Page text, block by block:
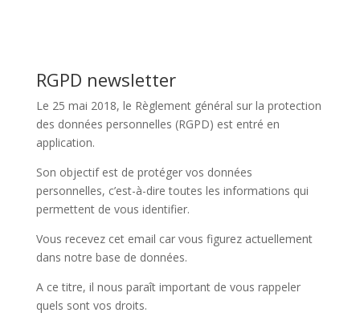
RGPD newsletter
Le 25 mai 2018, le Règlement général sur la protection
des données personnelles (RGPD) est entré en
application.
Son objectif est de protéger vos données
personnelles, c’est-à-dire toutes les informations qui
permettent de vous identifier.
Vous recevez cet email car vous figurez actuellement
dans notre base de données.
A ce titre, il nous paraît important de vous rappeler
quels sont vos droits.